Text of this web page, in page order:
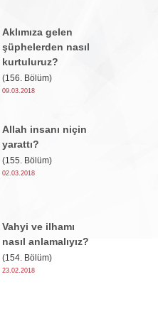
Aklımıza gelen
şüphelerden nasıl
kurtuluruz?
(156. Bölüm)
09.03.2018
Allah insanı niçin
yarattı?
(155. Bölüm)
02.03.2018
Vahyi ve ilhamı
nasıl anlamalıyız?
(154. Bölüm)
23.02.2018